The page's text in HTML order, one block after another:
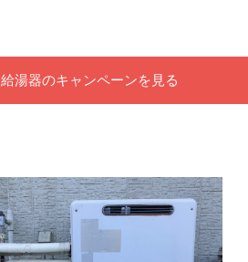
給湯器のキャンペーンを見る